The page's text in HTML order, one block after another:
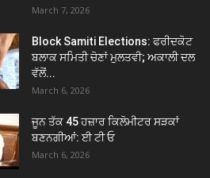
March 7, 2026
Block Samiti Elections: ਫਰੀਦਕੋਟ
ਬਲਾਕ ਸਮਿਤੀ ਚੋਣਾਂ ਮੁਲਤਵੀ; ਅਕਾਲੀ ਦਲ
ਵੱਲੋਂ...
March 6, 2026
ਜੂਨ ਤੱਕ 45 ਹਜ਼ਾਰ ਕਿਲੋਮੀਟਰ ਸੜਕਾਂ
ਬਣਨਗੀਆਂ: ਈ ਟੀ ਓ
March 6, 2026